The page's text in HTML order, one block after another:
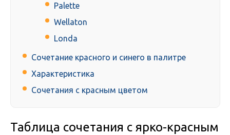
Palette
Wellaton
Londa
Сочетание красного и синего в палитре
Характеристика
Сочетания с красным цветом
Таблица сочетания с ярко-красным